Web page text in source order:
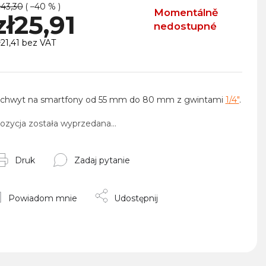
( –40 % )
Momentálně
nedostupné
bez VAT
została wyprzedana…
na smartfony od 55 mm do 80 mm z gwintami 1/4".
Druk Zadaj pytanie
Powiadom mnie Udostępnij